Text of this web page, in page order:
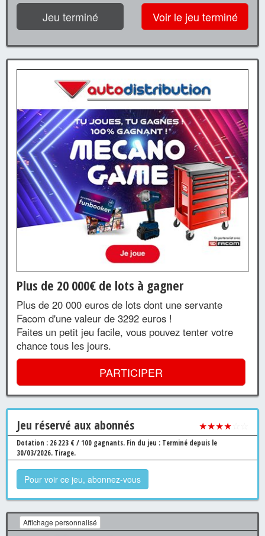
Jeu terminé Voir le jeu terminé
Plus de 20 000€ de lots à gagner
Plus de 20 000 euros de lots dont une servante
Facom d'une valeur de 3292 euros !
Faites un petit jeu facile, vous pouvez tenter votre
chance tous les jours.
PARTICIPER
Jeu réservé aux abonnés ★★★★
Dotation : 26 223 € / 100 gagnants. Fin du jeu : Terminé depuis le
30/03/2026. Tirage.
Pour voir ce jeu, abonnez-vous
Affichage personnalisé